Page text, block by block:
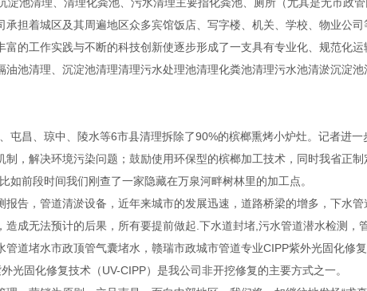
池清理、清理化粪池、污水清理主要指化粪池、厕所（尤其是无市政
担着城区及其周遍地区众多宾馆饭店、写字楼、机关、学校、物业公
的工作实践与不断的科技创新使逐步形成了一支具有专业化、规范化
池清理、沉淀池清理清理污水处理池清理化粪池清理污水池清淤沉淀
昌、琼中、陵水等6市县清理拆除了90%的槟榔熏烤小炉灶。记者进
，解决环境污染问题；鼓励使用环保型的槟榔加工技术，同时我省正
前段时间我们刚查了一家隐藏在万泉河畔树林里的加工点。
告，管道清淤设备，近年来城市的发展迅速，道路桥梁的增多，下水
成无法预计的后果，所有要提前做起.下水道封堵,污水管道潜水检测，
道堵水市政顶管气囊堵水，赣瑞市政城市管道专业CIPP紫外光固化修
固化修复技术（UV-CIPP）是我公司非开挖修复的主要方式之一。